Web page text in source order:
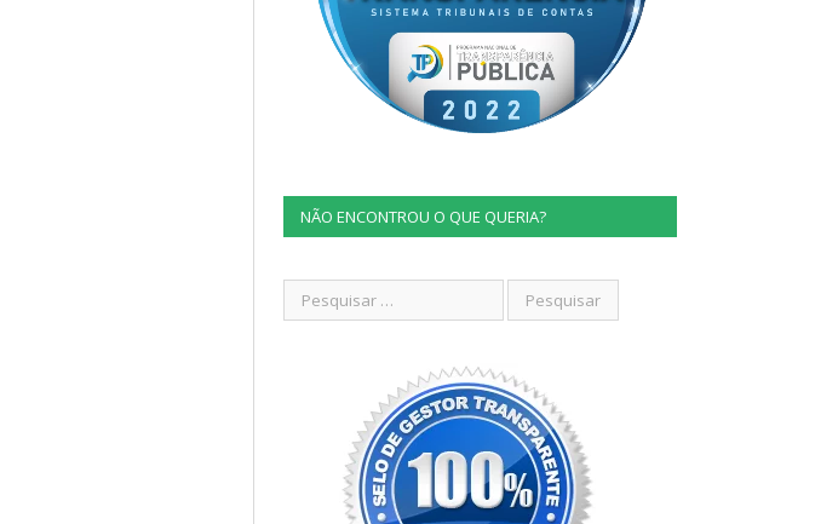
NÃO ENCONTROU O QUE QUERIA?